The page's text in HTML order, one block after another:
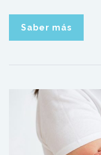
Saber más